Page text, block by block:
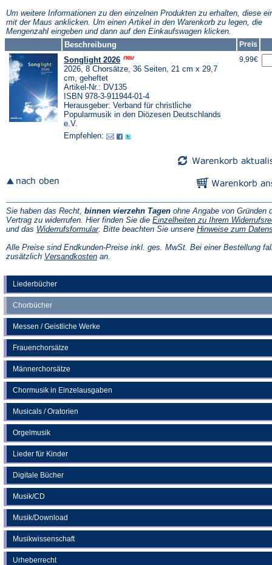
Liederbücher
Chorbücher
Messen / Geistliche Werke
Frauenchorsätze
Männerchorsätze
Chormusik in Einzelausgaben
Musicals / Oratorien
Orgelmusik
Lieder für Kinder
Digitale Bücher
Musik/CD
Musik/Download
Musikwissenschaft
Urheberrecht
Tab)
Tab)
Um weitere Informationen zu den einzelnen Produkten zu erhalten, diese
mit der Maus anklicken. Um einen Artikel in den Warenkorb zu legen, die
Mengenzahl eingeben und dann auf den Einkaufswagen klicken.
Beschreibung
Preis
Songlight 2026
2026, 8 Chorsätze, 36 Seiten, 21 cm x 29,7
cm, geheftet
Artikel-Nr.: DV135
ISBN 978-3-911944-01-4
Herausgeber: Verband für christliche
Popularmusik in den Diözesen Deutschlands
e.V.
Empfehlen:
9,99€
Sie haben das Recht, binnen vierzehn Tagen ohne Angabe von Gründen
Vertrag zu widerrufen. Hier finden Sie die Einzelheiten zu Ihrem
und das Widerrufsformular(Öffnet
einem
neuen
. Bitte beachten Sie unsere Hinweise zum
Alle Preise sind Endkunden-Preise inkl. ges. MwSt. Bei einer Bestellung
zusätzlich Versandkosten(Öffnet
an.